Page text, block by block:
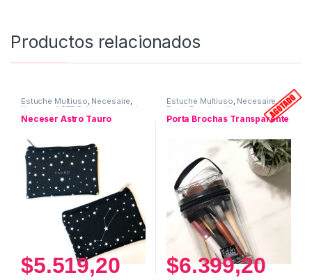
Productos relacionados
Estuche Multiuso, Necesaire,
Neceser ASTRO Uso personal
Neceser Astro Tauro
$5.519,20
Estuche Multiuso, Necesaire,
Porta Brochas Uso personal
Porta Brochas Transparente
$6.399,20